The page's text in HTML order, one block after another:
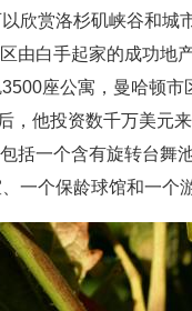
欣赏洛杉矶峡谷和城
白手起家的成功地产
座公寓，曼哈顿市
，他投资数千万美元
括一个含有旋转台舞
一个保龄球馆和一个